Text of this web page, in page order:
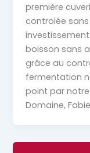
première
controlée
boisson sans
grâce au
fermentation
point par
Domaine,